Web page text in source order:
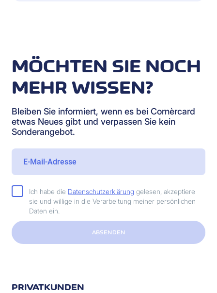
MÖCHTEN SIE NOCH
MEHR WISSEN?
Bleiben Sie informiert, wenn es bei Cornèrcard
etwas Neues gibt und verpassen Sie kein
Sonderangebot.
Ich habe die Datenschutzerklärung gelesen, akzeptiere
sie und willige in die Verarbeitung meiner persönlichen
Daten ein.
ABSENDEN
PRIVATKUNDEN